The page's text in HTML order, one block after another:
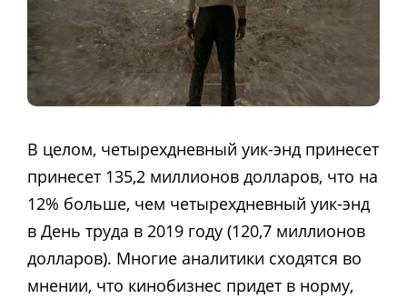
В целом, четырехдневный уик-энд принесет
принесет 135,2 миллионов долларов, что на
12% больше, чем четырехдневный уик-энд
в День труда в 2019 году (120,7 миллионов
долларов). Многие аналитики сходятся во
мнении, что кинобизнес придет в норму,